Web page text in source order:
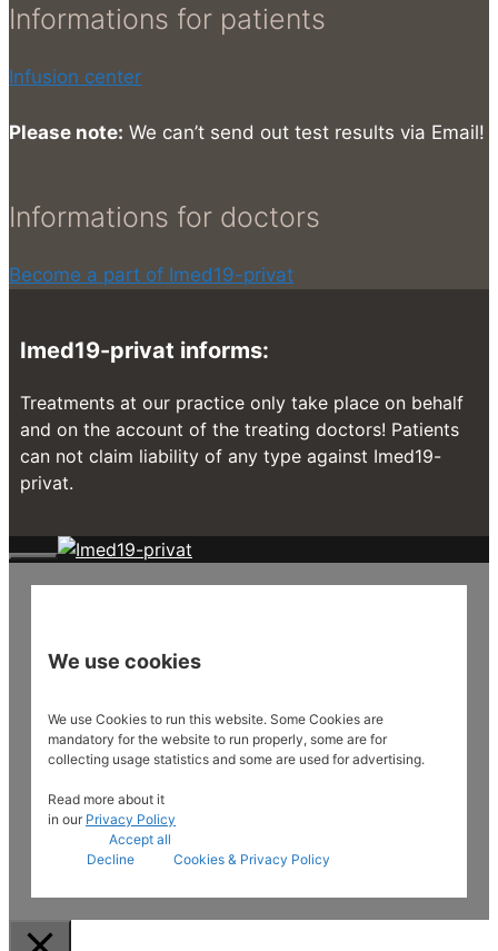
Informations for patients
Infusion center
Please note: We can’t send out test results via Email!
Informations for doctors
Become a part of Imed19-privat
Imed19-privat informs:
Treatments at our practice only take place on behalf
and on the account of the treating doctors! Patients
can not claim liability of any type against Imed19-
privat.
Close
We use cookies
We use Cookies to run this website. Some Cookies are
mandatory for the website to run properly, some are for
collecting usage statistics and some are used for advertising.
Read more about it
in our Privacy Policy
Accept all
Decline
Cookies & Privacy Policy